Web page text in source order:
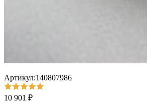
Артикул:140807986
10 901 ₽